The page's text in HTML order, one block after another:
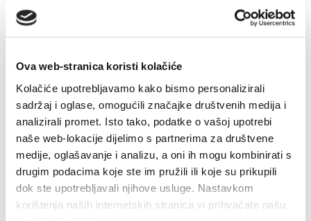
Ova web-stranica koristi kolačiće
Kolačiće upotrebljavamo kako bismo personalizirali
sadržaj i oglase, omogućili značajke društvenih medija i
analizirali promet. Isto tako, podatke o vašoj upotrebi
naše web-lokacije dijelimo s partnerima za društvene
medije, oglašavanje i analizu, a oni ih mogu kombinirati s
drugim podacima koje ste im pružili ili koje su prikupili
dok ste upotrebljavali njihove usluge. Nastavkom
korištenja naših internetskih stranica vi prihvaćate našu
Komunikacija s građanima
Veliki Kaštel u Kotišini
Home
O gradu
Fotogalerija
Veliki Kaštel u Kotišini
Parking
Plaćanje kriptovalutama
Prostorno planiranje
Zahtjevi i obrasci
Proračun